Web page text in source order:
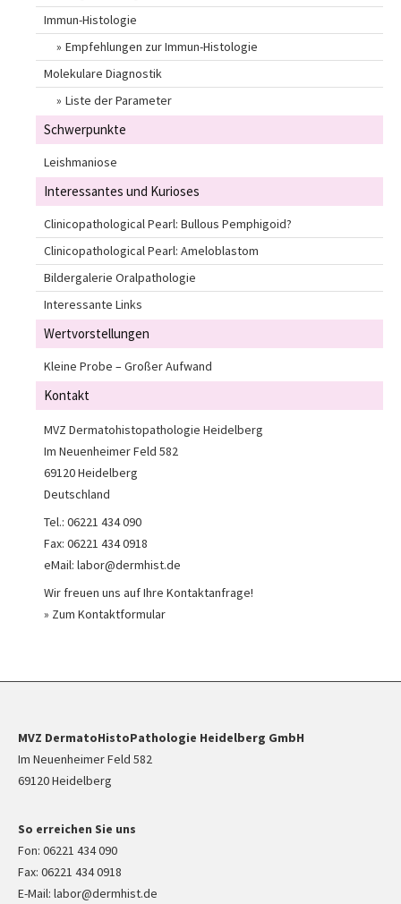
Immun-Histologie
Empfehlungen zur Immun-Histologie
Molekulare Diagnostik
Liste der Parameter
Schwerpunkte
Leishmaniose
Interessantes und Kurioses
Clinicopathological Pearl: Bullous Pemphigoid?
Clinicopathological Pearl: Ameloblastom
Bildergalerie Oralpathologie
Interessante Links
Wertvorstellungen
Kleine Probe – Großer Aufwand
Kontakt
MVZ Dermatohistopathologie Heidelberg
Im Neuenheimer Feld 582
69120 Heidelberg
Deutschland
Tel.: 06221 434 090
Fax: 06221 434 0918
eMail: labor@dermhist.de
Wir freuen uns auf Ihre Kontaktanfrage!
» Zum Kontaktformular
MVZ DermatoHistoPathologie Heidelberg GmbH
Im Neuenheimer Feld 582
69120 Heidelberg
So erreichen Sie uns
Fon: 06221 434 090
Fax: 06221 434 0918
E-Mail: labor@dermhist.de